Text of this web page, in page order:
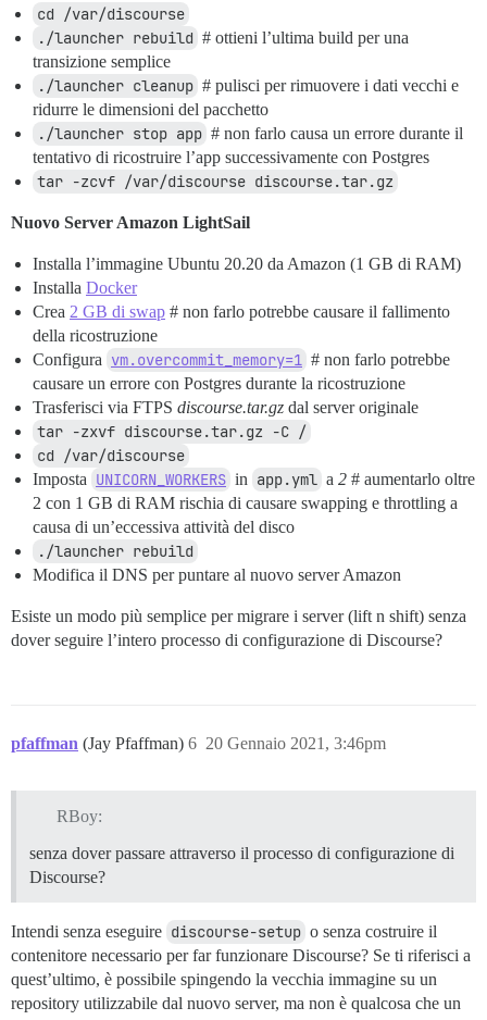
cd /var/discourse
./launcher rebuild # ottieni l’ultima build per una
transizione semplice
./launcher cleanup # pulisci per rimuovere i dati vecchi e
ridurre le dimensioni del pacchetto
./launcher stop app # non farlo causa un errore durante il
tentativo di ricostruire l’app successivamente con Postgres
tar -zcvf /var/discourse discourse.tar.gz
Nuovo Server Amazon LightSail
Installa l’immagine Ubuntu 20.20 da Amazon (1 GB di RAM)
Installa Docker
Crea 2 GB di swap # non farlo potrebbe causare il fallimento
della ricostruzione
Configura vm.overcommit_memory=1 # non farlo potrebbe
causare un errore con Postgres durante la ricostruzione
Trasferisci via FTPS discourse.tar.gz dal server originale
tar -zxvf discourse.tar.gz -C /
cd /var/discourse
Imposta UNICORN_WORKERS in app.yml a 2 # aumentarlo oltre
2 con 1 GB di RAM rischia di causare swapping e throttling a
causa di un’eccessiva attività del disco
./launcher rebuild
Modifica il DNS per puntare al nuovo server Amazon
Esiste un modo più semplice per migrare i server (lift n shift) senza
dover seguire l’intero processo di configurazione di Discourse?
pfaffman (Jay Pfaffman) 20 Gennaio 2021, 3:46pm
6
RBoy:
senza dover passare attraverso il processo di configurazione di
Discourse?
Intendi senza eseguire discourse-setup o senza costruire il
contenitore necessario per far funzionare Discourse? Se ti riferisci a
quest’ultimo, è possibile spingendo la vecchia immagine su un
repository utilizzabile dal nuovo server, ma non è qualcosa che un